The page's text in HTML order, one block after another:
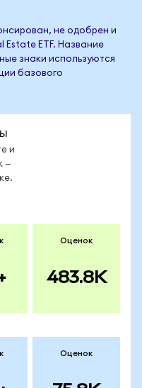
не одобрен и
ETF. Название
знаки используются
базового
и
—
Оценок
483.8K
Оценок